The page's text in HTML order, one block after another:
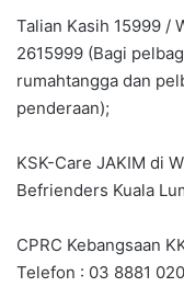
Talian Kasih 15999 /
2615999 (Bagi
rumahtangga dan
penderaan);
KSK-Care JAKIM di
Befrienders Kuala
CPRC Kebangsaan
Telefon : 03 8881